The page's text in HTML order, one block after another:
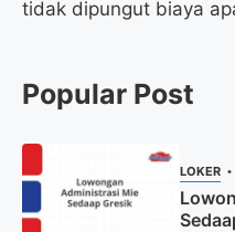
tidak dipungut biaya
Popular Post
LOKER